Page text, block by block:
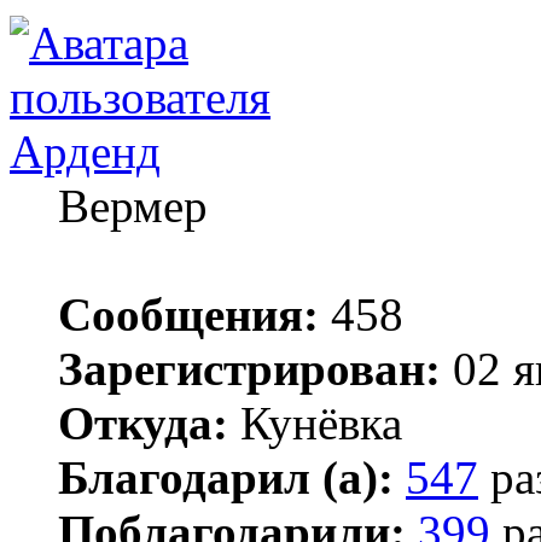
Арденд
Вермер
Сообщения: 458
Зарегистрирован: 02
Откуда: Кунёвка
Благодарил (а): 547
Поблагодарили: 399